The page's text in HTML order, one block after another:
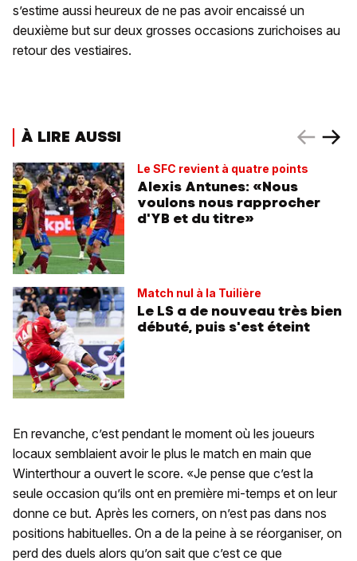
s’estime aussi heureux de ne pas avoir encaissé un
deuxième but sur deux grosses occasions zurichoises au
retour des vestiaires.
À LIRE AUSSI
Le SFC revient à quatre points
Alexis Antunes: «Nous
voulons nous rapprocher
d'YB et du titre»
Match nul à la Tuilière
Le LS a de nouveau très bien
débuté, puis s'est éteint
En revanche, c’est pendant le moment où les joueurs
locaux semblaient avoir le plus le match en main que
Winterthour a ouvert le score. «Je pense que c’est la
seule occasion qu’ils ont en première mi-temps et on leur
donne ce but. Après les corners, on n’est pas dans nos
positions habituelles. On a de la peine à se réorganiser, on
perd des duels alors qu’on sait que c’est ce que